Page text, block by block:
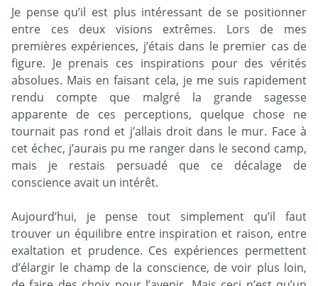
Je pense qu’il est plus intéressant de se positionner
entre ces deux visions extrêmes. Lors de mes
premières expériences, j’étais dans le premier cas de
figure. Je prenais ces inspirations pour des vérités
absolues. Mais en faisant cela, je me suis rapidement
rendu compte que malgré la grande sagesse
apparente de ces perceptions, quelque chose ne
tournait pas rond et j’allais droit dans le mur. Face à
cet échec, j’aurais pu me ranger dans le second camp,
mais je restais persuadé que ce décalage de
conscience avait un intérêt.
Aujourd’hui, je pense tout simplement qu’il faut
trouver un équilibre entre inspiration et raison, entre
exaltation et prudence. Ces expériences permettent
d’élargir le champ de la conscience, de voir plus loin,